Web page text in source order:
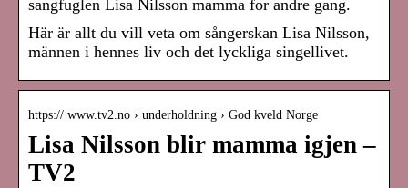
sangfuglen Lisa Nilsson mamma for andre gang.
Här är allt du vill veta om sångerskan Lisa Nilsson,
männen i hennes liv och det lyckliga singellivet.
https:// www.tv2.no › underholdning › God kveld Norge
Lisa Nilsson blir mamma igjen –
TV2